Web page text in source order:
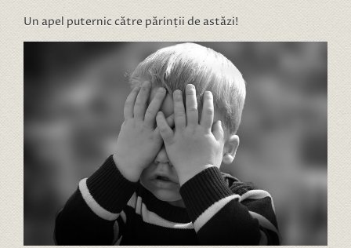
Un apel puternic către părinții de astăzi!